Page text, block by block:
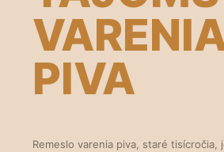
PIVA
Remeslo varenia piva, staré tisícročia,